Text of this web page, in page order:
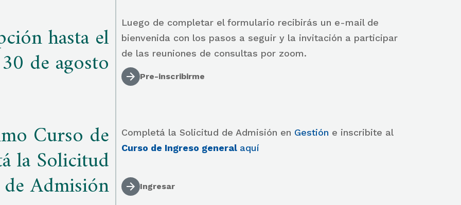
hasta el
30 de agosto
Luego de completar el formulario recibirás un e-mail de
bienvenida con los pasos a seguir y la invitación a participar
de las reuniones de consultas por zoom.
Pre-inscribirme
Curso de
la Solicitud
de Admisión
Completá la Solicitud de Admisión en Gestión e inscribite al
Curso de Ingreso general aquí
Ingresar